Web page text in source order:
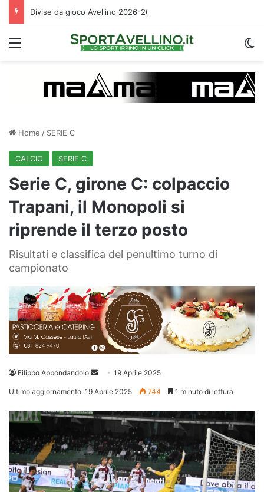
Menu
Home / SERIE C
CALCIO SERIE C
Serie C, girone C: colpaccio
Trapani, il Monopoli si
riprende il terzo posto
Risultati e classifica del penultimo turno di
campionato
Filippo Abbondandolo
Invia 19 Aprile 2025
Ultimo aggiornamento: 19 Aprile 2025 744 1 minuto di lettura